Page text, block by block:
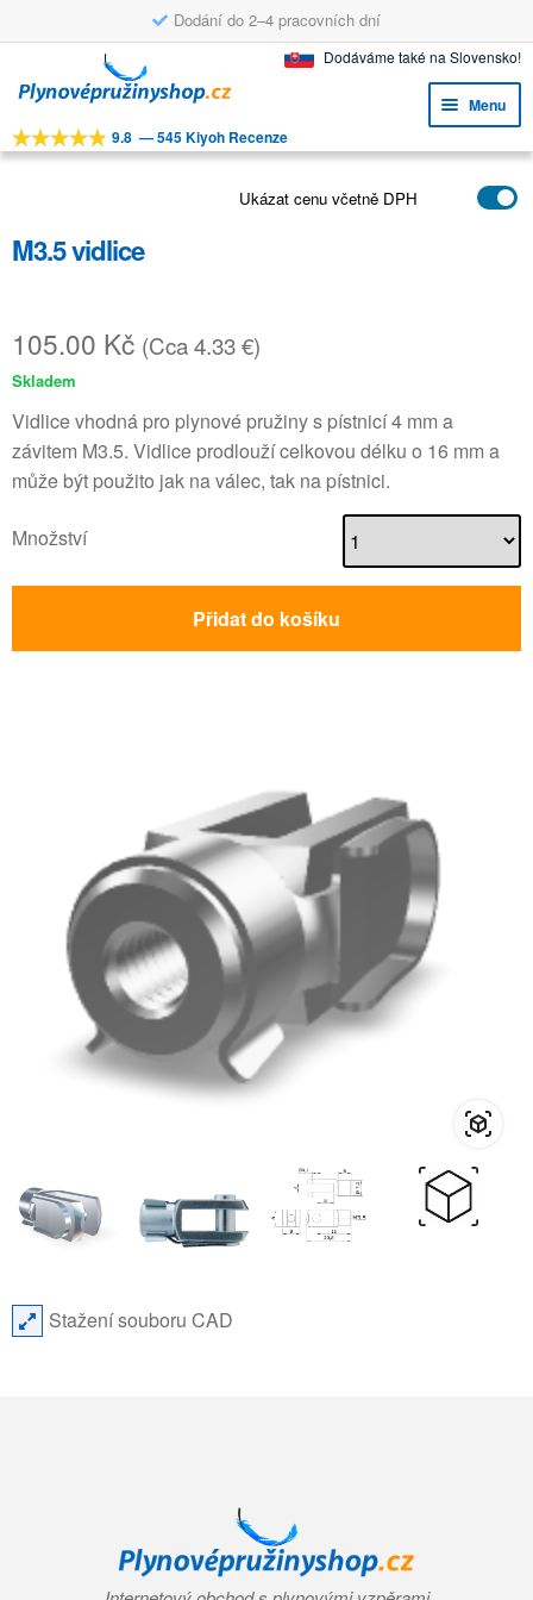
Dodání do 2–4 pracovních dní
na
k
webu
Dodáváme také na Slovensko!
Menu
NÁSTROJE
menu
APLIKACE
FAQ
9.8 —545 Kiyoh Recenze
Ukázat cenu včetně DPH
M3.5 vidlice
105.00 Kč (Cca 4.33 €)
Skladem
Vidlice vhodná pro plynové pružiny s pístnicí 4 mm a
závitem M3.5. Vidlice prodlouží celkovou délku o 16 mm a
může být použito jak na válec, tak na pístnici.
Množství
Přidat do košíku
Stažení souboru CAD